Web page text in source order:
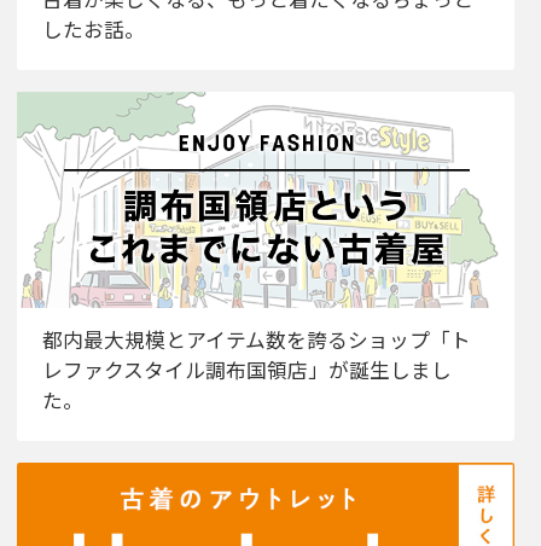
したお話。
都内最大規模とアイテム数を誇るショップ「ト
レファクスタイル調布国領店」が誕生しまし
た。